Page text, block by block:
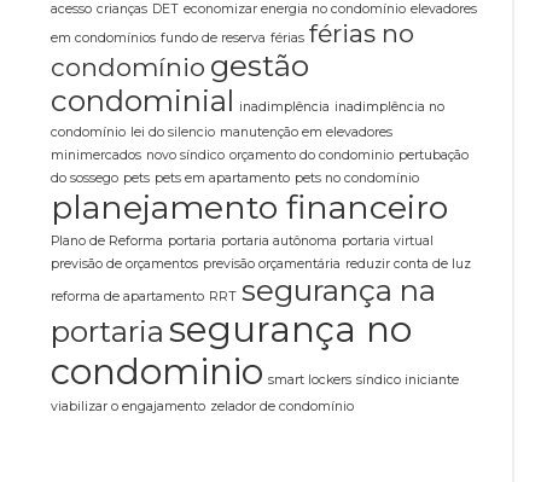
acesso crianças DET economizar energia no condomínio elevadores
em condomínios fundo de reserva férias férias no
condomínio gestão
condominial inadimplência inadimplência no
condomínio lei do silencio manutenção em elevadores
minimercados novo síndico orçamento do condominio pertubação
do sossego pets pets em apartamento pets no condomínio
planejamento financeiro
Plano de Reforma portaria portaria autônoma portaria virtual
previsão de orçamentos previsão orçamentária reduzir conta de luz
reforma de apartamento RRT segurança na
portaria segurança no
condominio smart lockers síndico iniciante
viabilizar o engajamento zelador de condomínio